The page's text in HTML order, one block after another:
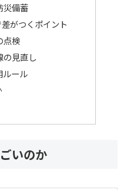
災備蓄
がつくポイント
点検
の見直し
ルール
いのか